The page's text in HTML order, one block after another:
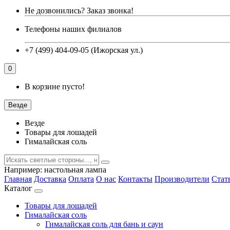
Не дозвонились? Заказ звонка!
Телефоны наших филиалов
+7 (499) 404-09-05 (Ижорская ул.)
0
В корзине пусто!
Везде
Везде
Товары для лошадей
Гималайская соль
Например: настольная лампа
Главная Доставка Оплата О нас Контакты Производители
Каталог
Товары для лошадей
Гималайская соль
Гималайская соль для бань и саун